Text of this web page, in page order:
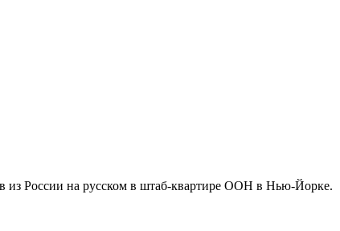
из России на русском в штаб-квартире ООН в Нью-Йорке.